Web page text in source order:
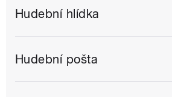
Hudební hlídka
Hudební pošta